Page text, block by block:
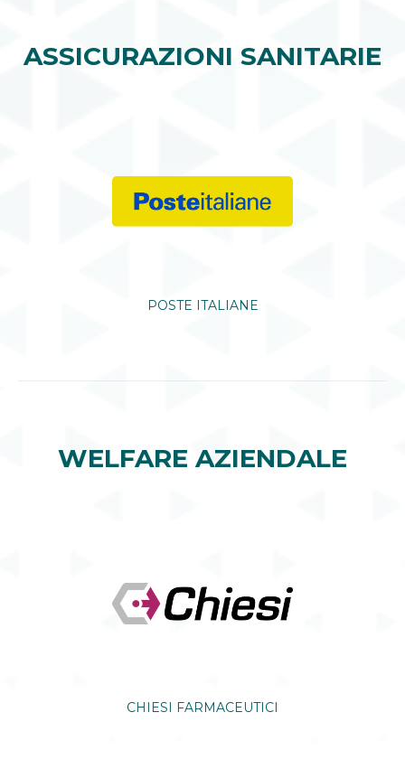
ASSICURAZIONI SANITARIE
POSTE ITALIANE
WELFARE AZIENDALE
CHIESI FARMACEUTICI